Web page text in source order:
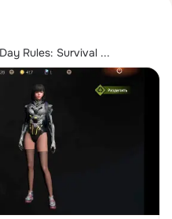
Rules: Survival ...